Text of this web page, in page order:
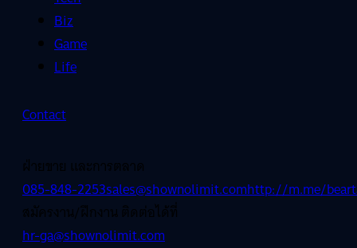
Biz
Game
Life
Contact
ฝ่ายขาย และการตลาด
085-848-2253sales@shownolimit.comhttp://m.me/
สมัครงาน/ฝึกงาน ติดต่อได้ที่
hr-ga@shownolimit.com